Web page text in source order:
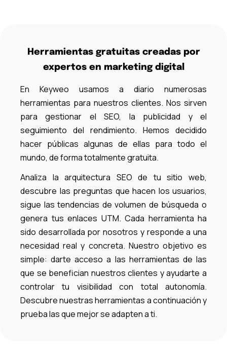
Herramientas gratuitas creadas por
expertos en marketing digital
En Keyweo usamos a diario numerosas
herramientas para nuestros clientes. Nos sirven
para gestionar el SEO, la publicidad y el
seguimiento del rendimiento. Hemos decidido
hacer públicas algunas de ellas para todo el
mundo, de forma totalmente gratuita.
Analiza la arquitectura SEO de tu sitio web,
descubre las preguntas que hacen los usuarios,
sigue las tendencias de volumen de búsqueda o
genera tus enlaces UTM. Cada herramienta ha
sido desarrollada por nosotros y responde a una
necesidad real y concreta. Nuestro objetivo es
simple: darte acceso a las herramientas de las
que se benefician nuestros clientes y ayudarte a
controlar tu visibilidad con total autonomía.
Descubre nuestras herramientas a continuación y
prueba las que mejor se adapten a ti.